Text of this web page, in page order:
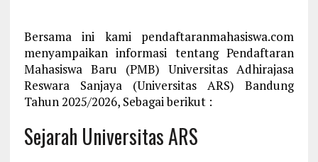
Bersama ini kami pendaftaranmahasiswa.com
menyampaikan informasi tentang Pendaftaran
Mahasiswa Baru (PMB) Universitas Adhirajasa
Reswara Sanjaya (Universitas ARS) Bandung
Tahun 2025/2026, Sebagai berikut :
Sejarah Universitas ARS